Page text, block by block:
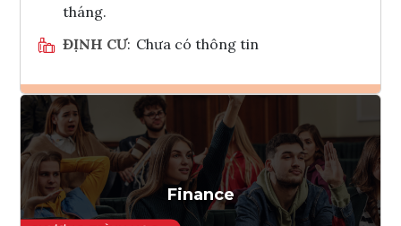
tháng.
ĐỊNH CƯ: Chưa có thông tin
Ghi danh
Tham vấn Interlink
Finance